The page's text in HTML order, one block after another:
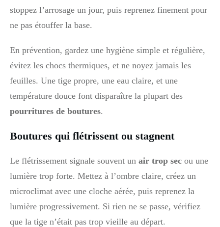
stoppez l’arrosage un jour, puis reprenez finement pour
ne pas étouffer la base.
En prévention, gardez une hygiène simple et régulière,
évitez les chocs thermiques, et ne noyez jamais les
feuilles. Une tige propre, une eau claire, et une
température douce font disparaître la plupart des
pourritures de boutures.
Boutures qui flétrissent ou stagnent
Le flétrissement signale souvent un air trop sec ou une
lumière trop forte. Mettez à l’ombre claire, créez un
microclimat avec une cloche aérée, puis reprenez la
lumière progressivement. Si rien ne se passe, vérifiez
que la tige n’était pas trop vieille au départ.